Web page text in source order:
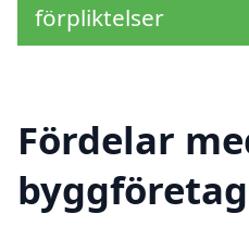
förpliktelser
Fördelar